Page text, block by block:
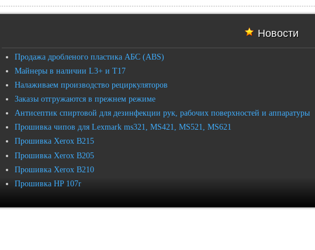
Новости
Продажа дробленого пластика АБС (ABS)
Майнеры в наличии L3+ и T17
Налаживаем производство рециркуляторов
Заказы отгружаются в прежнем режиме
Антисептик спиртовой для дезинфекции рук, рабочих поверхностей и аппаратуры
Прошивка чипов для Lexmark ms321, MS421, MS521, MS621
Прошивка Xerox B215
Прошивка Xerox B205
Прошивка Xerox B210
Прошивка HP 107r